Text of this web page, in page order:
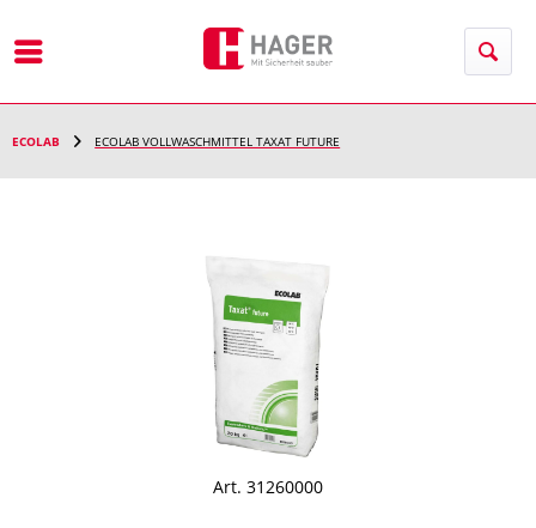
ECOLAB ECOLAB VOLLWASCHMITTEL TAXAT FUTURE
Art. 31260000